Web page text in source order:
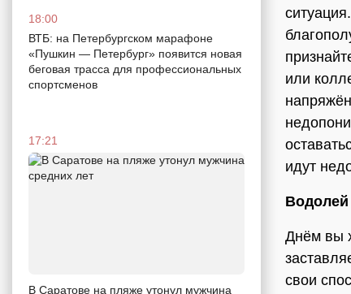
18:00
ВТБ: на Петербургском марафоне
«Пушкин — Петербург» появится новая
беговая трасса для профессиональных
спортсменов
17:21
В Саратове на пляже утонул мужчина
или
идут
Водолей
Днём ​​вы
свои